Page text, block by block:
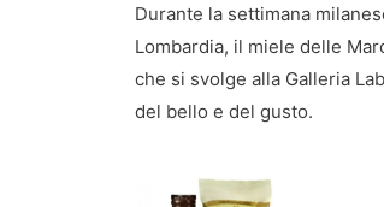
Durante la settimana
Lombardia, il miele delle
che si svolge alla Galleria
del bello e del gusto.